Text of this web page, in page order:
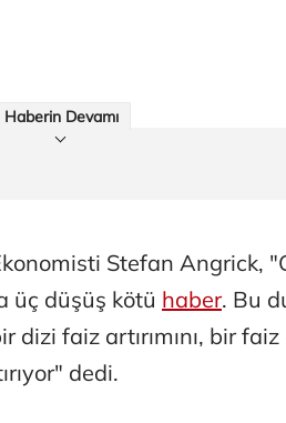
Haberin Devamı
Stefan Angrick,
üç düşüş kötü haber. Bu
dizi faiz artırımını, bir faiz
dedi.